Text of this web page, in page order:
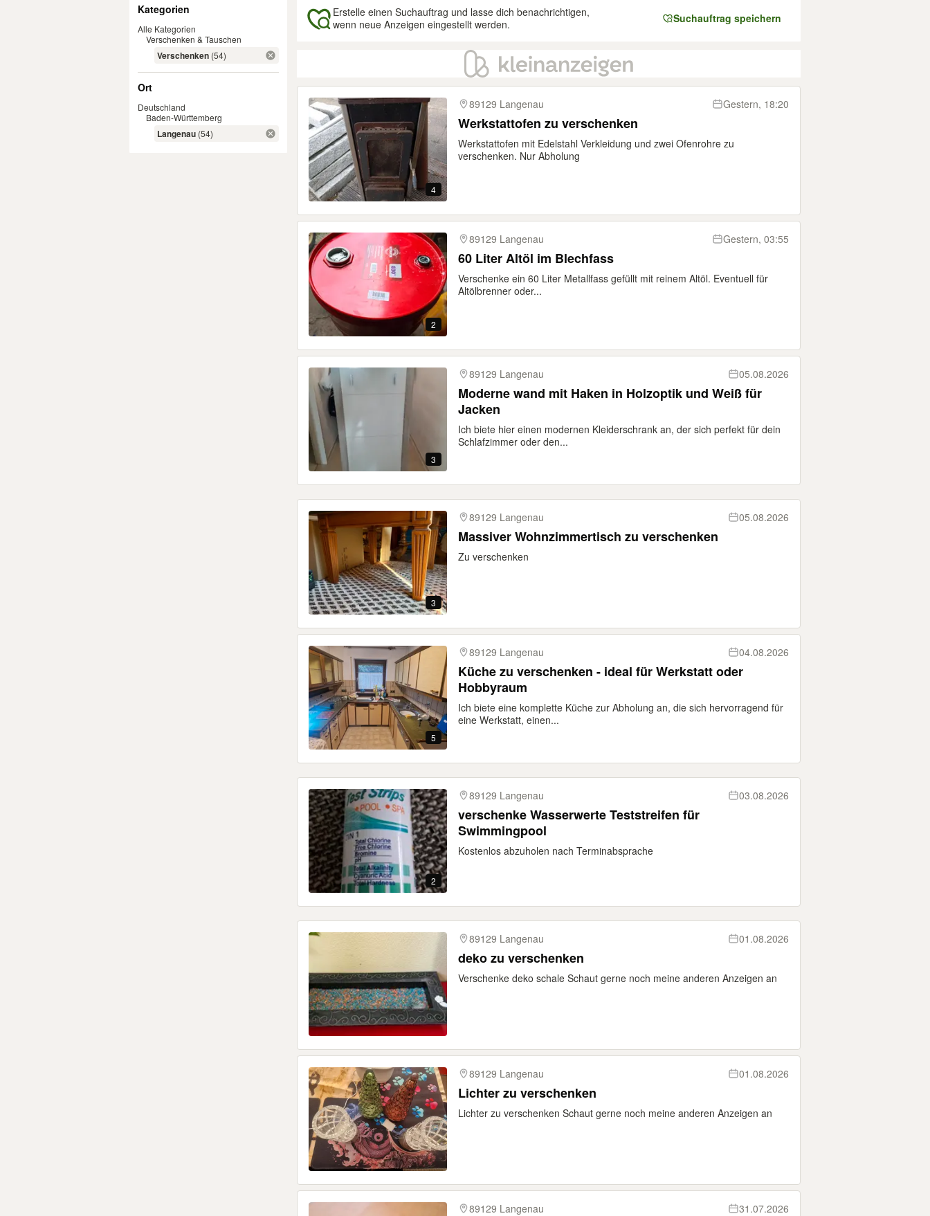
Kategorien
Alle Kategorien
Verschenken & Tauschen
Verschenken (54)
Ort
Deutschland
Baden-Württemberg
Langenau (54)
Erstelle einen Suchauftrag und lasse dich benachrichtigen,
wenn neue Anzeigen eingestellt werden.
Suchauftrag speichern
Ergebnisse
4
89129 Langenau Gestern, 18:20
Werkstattofen zu verschenken
Werkstattofen mit Edelstahl Verkleidung und zwei Ofenrohre zu
verschenken. Nur Abholung
2
89129 Langenau Gestern, 03:55
60 Liter Altöl im Blechfass
Verschenke ein 60 Liter Metallfass gefüllt mit reinem Altöl. Eventuell für
Altölbrenner oder...
3
89129 Langenau 05.08.2026
Moderne wand mit Haken in Holzoptik und Weiß für
Jacken
Ich biete hier einen modernen Kleiderschrank an, der sich perfekt für dein
Schlafzimmer oder den...
3
89129 Langenau 05.08.2026
Massiver Wohnzimmertisch zu verschenken
Zu verschenken
5
89129 Langenau 04.08.2026
Küche zu verschenken - ideal für Werkstatt oder
Hobbyraum
Ich biete eine komplette Küche zur Abholung an, die sich hervorragend für
eine Werkstatt, einen...
2
89129 Langenau 03.08.2026
verschenke Wasserwerte Teststreifen für
Swimmingpool
Kostenlos abzuholen nach Terminabsprache
89129 Langenau 01.08.2026
deko zu verschenken
Verschenke deko schale Schaut gerne noch meine anderen Anzeigen an
89129 Langenau 01.08.2026
Lichter zu verschenken
Lichter zu verschenken Schaut gerne noch meine anderen Anzeigen an
89129 Langenau 31.07.2026